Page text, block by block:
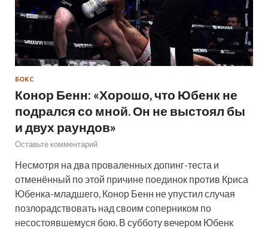
БОКС
Конор Бенн: «Хорошо, что Юбенк не
подрался со мной. Он не выстоял бы
и двух раундов»
Оставьте комментарий
Несмотря на два проваленных допинг-теста и
отменённый по этой причине поединок против Криса
Юбенка-младшего, Конор Бенн не упустил случая
позлорадствовать над своим соперником по
несостоявшемуся бою. В субботу вечером Юбенк